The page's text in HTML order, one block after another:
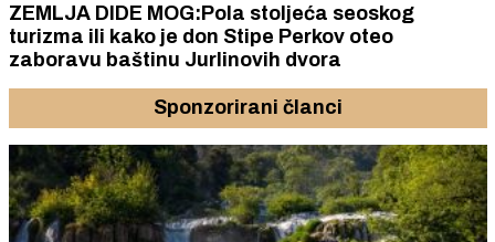
ZEMLJA DIDE MOG:Pola stoljeća seoskog
turizma ili kako je don Stipe Perkov oteo
zaboravu baštinu Jurlinovih dvora
Sponzorirani članci